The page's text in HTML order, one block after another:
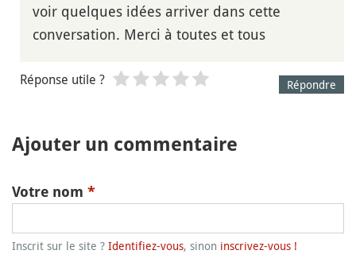
voir quelques idées arriver dans cette
conversation. Merci à toutes et tous
Répondre
Réponse utile ?
Ajouter un commentaire
Votre nom *
Inscrit sur le site ? Identifiez-vous, sinon inscrivez-vous !